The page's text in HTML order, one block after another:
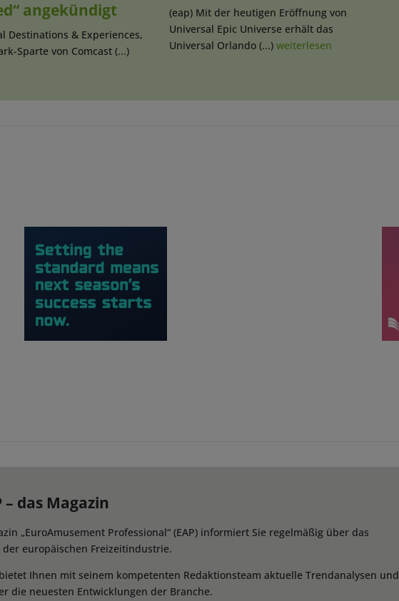
angekündigt
Destinations & Experiences,
Sparte von Comcast (...)
(eap) Mit der heutigen Eröffnung von
Universal Epic Universe erhält das
Universal Orlando (...) weiterlesen
– das Magazin
„EuroAmusement Professional“ (EAP) informiert Sie regelmäßig über das
der europäischen Freizeitindustrie.
Ihnen mit seinem kompetenten Redaktionsteam aktuelle Trendanalysen und
die neuesten Entwicklungen der Branche.